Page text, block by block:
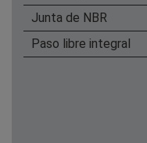
Junta de NBR
Paso libre integral